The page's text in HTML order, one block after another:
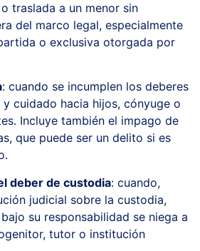
traslada a un menor sin
del marco legal, especialmente
o exclusiva otorgada por
: cuando se incumplen los deberes
cuidado hacia hijos, cónyuge o
Incluye también el impago de
que puede ser un delito si es
deber de custodia: cuando,
judicial sobre la custodia,
su responsabilidad se niega a
tutor o institución